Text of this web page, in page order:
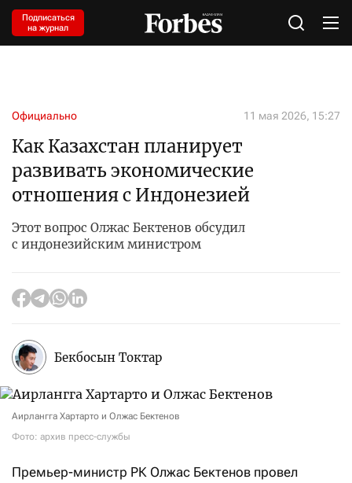
Подписаться
на журнал
Официально 11 мая 2026, 15:27
Как Казахстан планирует
развивать экономические
отношения с Индонезией
Этот вопрос Олжас Бектенов обсудил
с индонезийским министром
Бекбосын Токтар
Аирлангга Хартарто и Олжас Бектенов
Фото: архив пресс-службы
Премьер-министр РК Олжас Бектенов провел